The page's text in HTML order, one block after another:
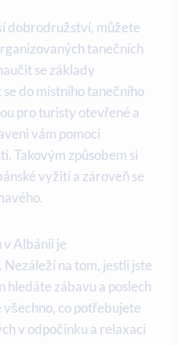
dobrodružství, můžete
‌tanečních
se⁢ základy
‍do místního tanečního
pro turisty otevřené a
vám pomoci
Takovým způsobem si
vyžití a zároveň se
Albánii⁤ je
na tom, jestli jste
hledáte zábavu a​ poslech
co potřebujete
v⁣ odpočinku a relaxaci